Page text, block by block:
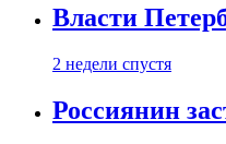
Власти
2 недели спустя
Россиянин